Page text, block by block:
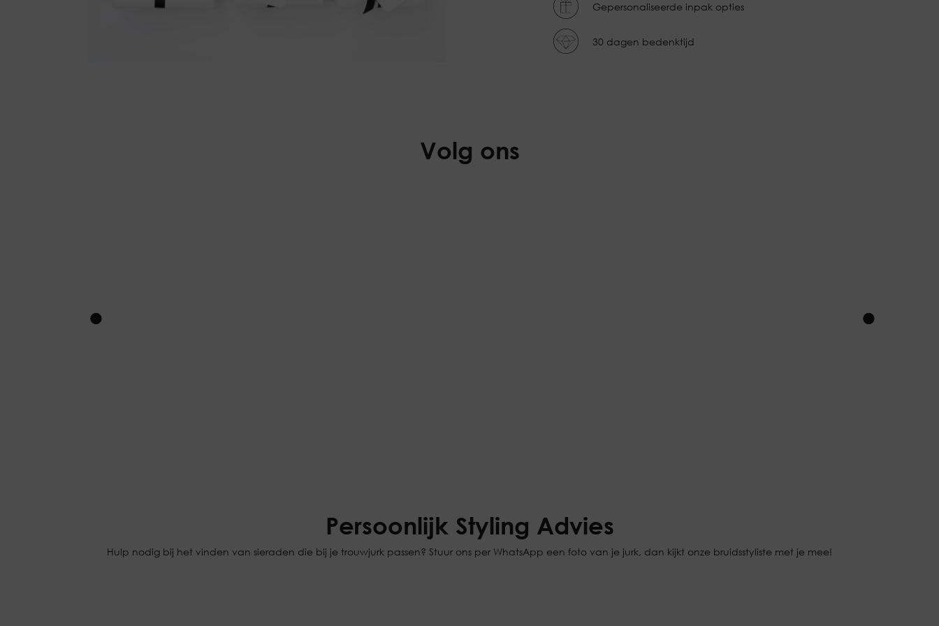
Gepersonaliseerde inpak opties
30 dagen bedenktijd
Volg ons
Persoonlijk Styling Advies
Hulp nodig bij het vinden van sieraden die bij je trouwjurk passen? Stuur ons per WhatsApp een foto van je jurk, dan kijkt onze bruidsstyliste met je mee!